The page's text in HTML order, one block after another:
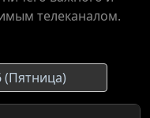
телеканалом.